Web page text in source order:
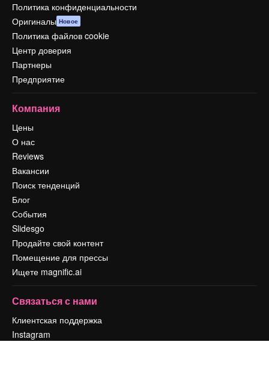
Политика конфиденциальности
Оригиналы Новое
Политика файлов cookie
Центр доверия
Партнеры
Предприятие
Компания
Цены
О нас
Reviews
Вакансии
Поиск тенденций
Блог
События
Slidesgo
Продайте свой контент
Помещение для прессы
Ищете magnific.ai
Связаться с нами
Клиентская поддержка
Instagram